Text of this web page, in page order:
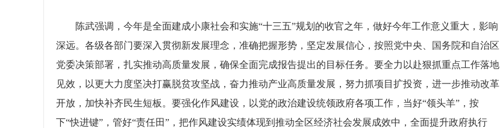
陈武强调，今年是全面建成小康社会和实施“十三五”规划的收官之年，做好今年工作意义重大，影响
深远。各级各部门要深入贯彻新发展理念，准确把握形势，坚定发展信心，按照党中央、国务院和自治区
党委决策部署，扎实推动高质量发展，确保全面完成报告提出的目标任务。要全力以赴狠抓重点工作落地
见效，以更大力度坚决打赢脱贫攻坚战，奋力推动产业高质量发展，努力抓项目扩投资，进一步推动改革
开放，加快补齐民生短板。要强化作风建设，以党的政治建设统领政府各项工作，当好“领头羊”，按
下“快进键”，管好“责任田”，把作风建设实绩体现到推动全区经济社会发展成效中，全面提升政府执行